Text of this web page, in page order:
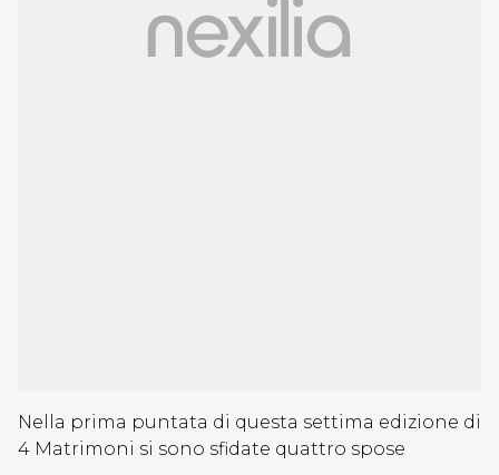
Nella prima puntata di questa settima edizione di
4 Matrimoni si sono sfidate quattro spose